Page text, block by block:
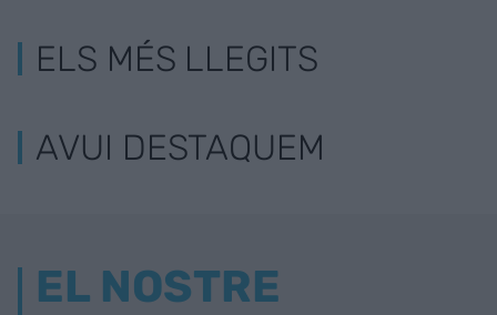
ELS MÉS LLEGITS
AVUI DESTAQUEM
EL NOSTRE